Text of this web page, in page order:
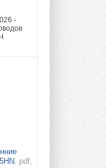
-
pdf,